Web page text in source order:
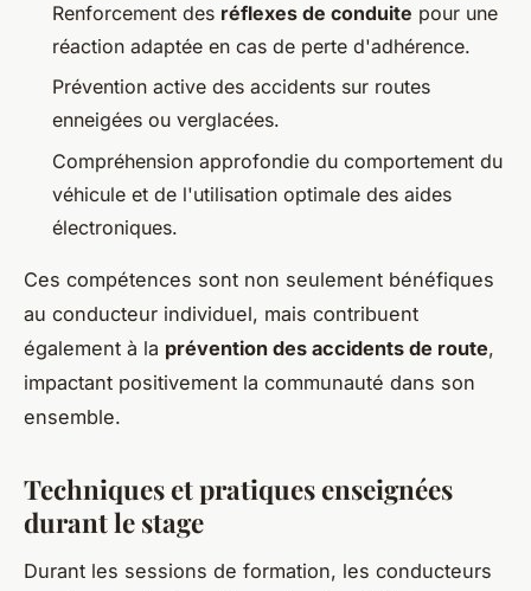
Renforcement des réflexes de conduite pour une
réaction adaptée en cas de perte d'adhérence.
Prévention active des accidents sur routes
enneigées ou verglacées.
Compréhension approfondie du comportement du
véhicule et de l'utilisation optimale des aides
électroniques.
Ces compétences sont non seulement bénéfiques
au conducteur individuel, mais contribuent
également à la prévention des accidents de route,
impactant positivement la communauté dans son
ensemble.
Techniques et pratiques enseignées
durant le stage
Durant les sessions de formation, les conducteurs